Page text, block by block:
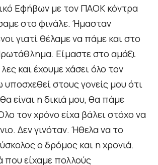
Εφήβων με τον ΠΑΟΚ κόντρα
στο φινάλε. Ήμασταν
γιατί θέλαμε να πάμε και στο
Είμαστε στο αμάξι
και έχουμε χάσει όλο τον
υποσχεθεί στους γονείς μου ότι
είναι η δικιά μου, θα πάμε
τον χρόνο είχα βάλει στόχο να
Δεν γινόταν. Ήθελα να το
ο δρόμος και η χρονιά.
που είχαμε πολλούς